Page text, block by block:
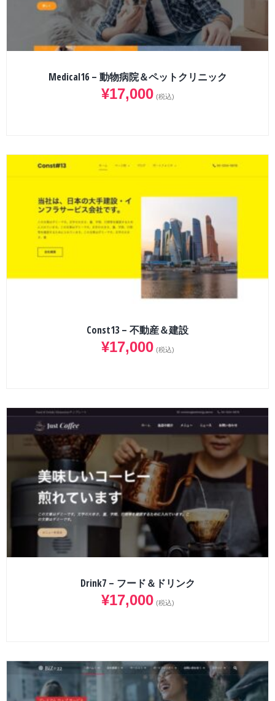
Medical16 – 動物病院＆ペットクリニック
¥17,000 (税込)
Const13 – 不動産＆建設
¥17,000 (税込)
Drink7 – フード＆ドリンク
¥17,000 (税込)